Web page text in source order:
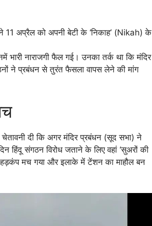
11 अप्रैल को अपनी बेटी के ‘निकाह’ (Nikah) के
भारी नाराजगी फैल गई। उनका तर्क था कि मंदिर
ने प्रबंधन से तुरंत फैसला वापस लेने की मांग
चेतावनी दी कि अगर मंदिर प्रबंधन (सूद सभा) ने
हिंदू संगठन विरोध जताने के लिए वहां ‘सुअरों की
हड़कंप मच गया और इलाके में टेंशन का माहौल बन